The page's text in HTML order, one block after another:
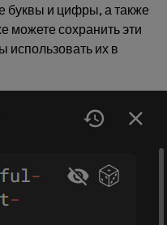
буквы и цифры, а также
можете сохранить эти
использовать их в